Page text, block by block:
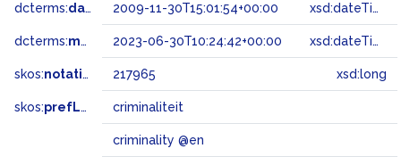
dcterms:dateSubmitted 2009-11-30T15:01:54+00:00 xsd:dateTime
dcterms:modified 2023-06-30T10:24:42+00:00 xsd:dateTime
skos:notation 217965 xsd:long
skos:prefLabel criminaliteit
criminality @en